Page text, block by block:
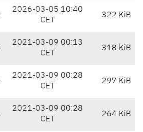
2026-03-05 10:40
CET
322 KiB
2021-03-09 00:13
CET
318 KiB
2021-03-09 00:28
CET
297 KiB
2021-03-09 00:28
CET
264 KiB